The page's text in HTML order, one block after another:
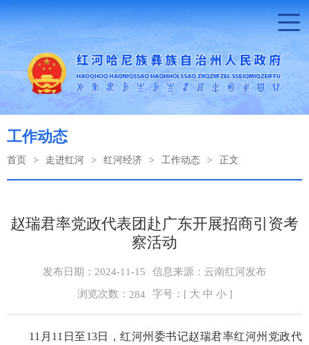
工作动态
首页 > 走进红河 > 红河经济 > 工作动态 > 正文
赵瑞君率党政代表团赴广东开展招商引资考
察活动
发布日期：2024-11-15
信息来源：云南红河发布
浏览次数： 284 字号：[ 大 中 小]
11月11日至13日，红河州委书记赵瑞君率红河州党政代